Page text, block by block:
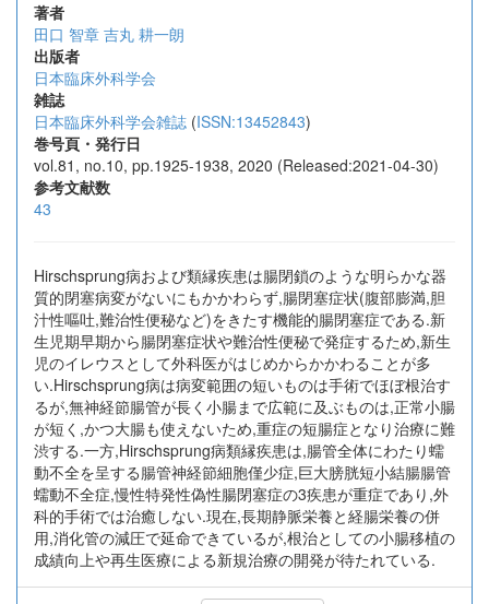
著者
田口 智章 吉丸 耕一朗
出版者
日本臨床外科学会
雑誌
日本臨床外科学会雑誌 (ISSN:13452843)
巻号頁・発行日
vol.81, no.10, pp.1925-1938, 2020 (Released:2021-04-30)
参考文献数
43
Hirschsprung病および類縁疾患は腸閉鎖のような明らかな器
質的閉塞病変がないにもかかわらず,腸閉塞症状(腹部膨満,胆
汁性嘔吐,難治性便秘など)をきたす機能的腸閉塞症である.新
生児期早期から腸閉塞症状や難治性便秘で発症するため,新生
児のイレウスとして外科医がはじめからかかわることが多
い.Hirschsprung病は病変範囲の短いものは手術でほぼ根治す
るが,無神経節腸管が長く小腸まで広範に及ぶものは,正常小腸
が短く,かつ大腸も使えないため,重症の短腸症となり治療に難
渋する.一方,Hirschsprung病類縁疾患は,腸管全体にわたり蠕
動不全を呈する腸管神経節細胞僅少症,巨大膀胱短小結腸腸管
蠕動不全症,慢性特発性偽性腸閉塞症の3疾患が重症であり,外
科的手術では治癒しない.現在,長期静脈栄養と経腸栄養の併
用,消化管の減圧で延命できているが,根治としての小腸移植の
成績向上や再生医療による新規治療の開発が待たれている.